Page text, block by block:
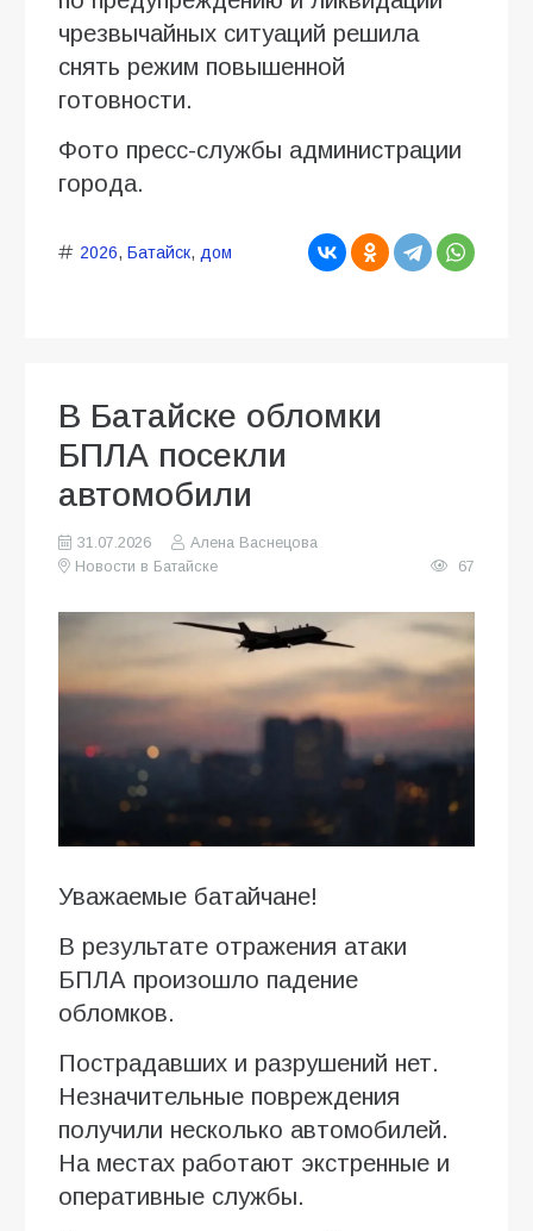
чрезвычайных ситуаций решила
снять режим повышенной
готовности.
Фото пресс-службы администрации
города.
2026, Батайск, дом
В Батайске обломки
БПЛА посекли
автомобили
31.07.2026
Алена Васнецова
Новости в Батайске
67
Уважаемые батайчане!
В результате отражения атаки
БПЛА произошло падение
обломков.
Пострадавших и разрушений нет.
Незначительные повреждения
получили несколько автомобилей.
На местах работают экстренные и
оперативные службы.